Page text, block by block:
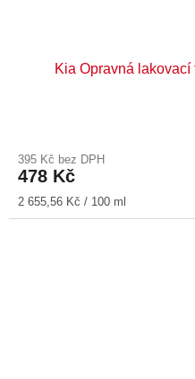
Kia Opravná
395 Kč bez DPH
478 Kč
Měrná
cena:
2 655,56 Kč / 100 ml